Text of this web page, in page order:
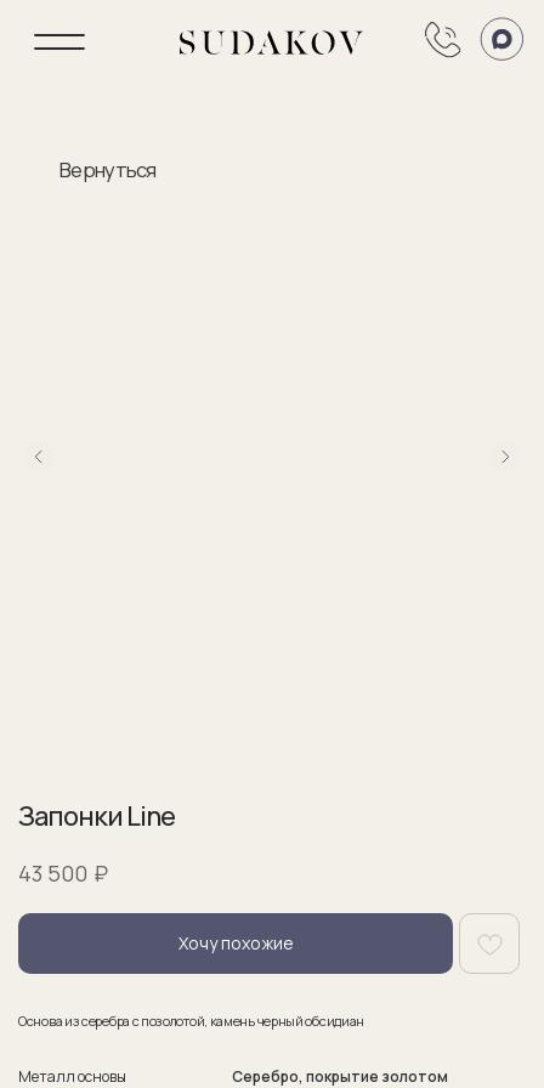
Запонки Line
43 500 ₽
Хочу похожие
Основа из серебра с позолотой, камень черный обсидиан
Металл основы Серебро, покрытие золотом